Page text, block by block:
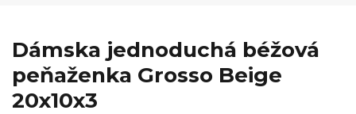
Dámska jednoduchá béžová
peňaženka Grosso Beige
20x10x3